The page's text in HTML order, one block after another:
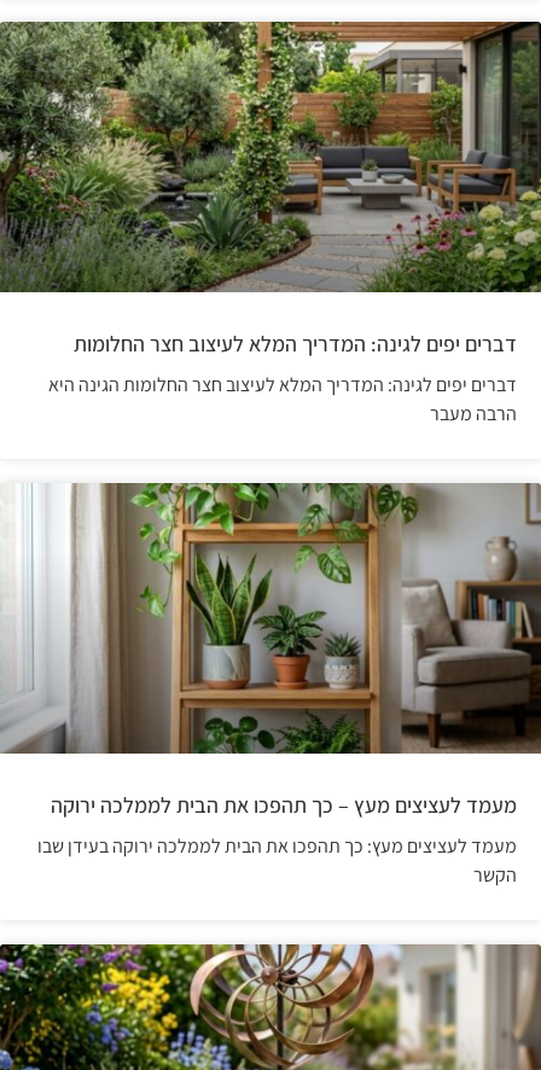
דברים יפים לגינה: המדריך המלא לעיצוב חצר החלומות
דברים יפים לגינה: המדריך המלא לעיצוב חצר החלומות הגינה היא
הרבה מעבר
מעמד לעציצים מעץ – כך תהפכו את הבית לממלכה ירוקה
מעמד לעציצים מעץ: כך תהפכו את הבית לממלכה ירוקה בעידן שבו
הקשר